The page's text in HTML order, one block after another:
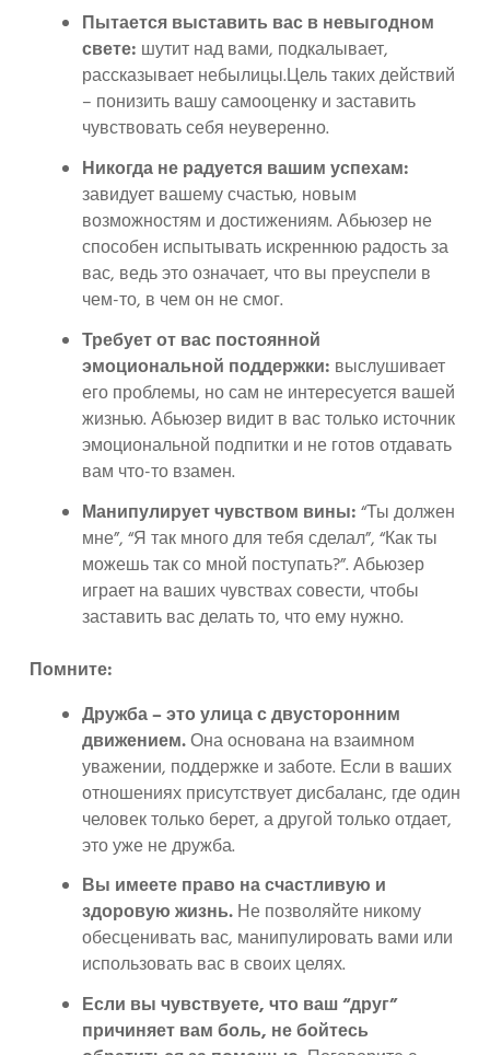
Пытается выставить вас в невыгодном
свете: шутит над вами, подкалывает,
рассказывает небылицы.Цель таких действий
– понизить вашу самооценку и заставить
чувствовать себя неуверенно.
Никогда не радуется вашим успехам:
завидует вашему счастью, новым
возможностям и достижениям. Абьюзер не
способен испытывать искреннюю радость за
вас, ведь это означает, что вы преуспели в
чем-то, в чем он не смог.
Требует от вас постоянной
эмоциональной поддержки: выслушивает
его проблемы, но сам не интересуется вашей
жизнью. Абьюзер видит в вас только источник
эмоциональной подпитки и не готов отдавать
вам что-то взамен.
Манипулирует чувством вины:“Ты должен
мне”, “Я так много для тебя сделал”, “Как ты
можешь так со мной поступать?”. Абьюзер
играет на ваших чувствах совести, чтобы
заставить вас делать то, что ему нужно.
Помните:
Дружба – это улица с двусторонним
движением.Она основана на взаимном
уважении, поддержке и заботе. Если в ваших
отношениях присутствует дисбаланс, где один
человек только берет, а другой только отдает,
это уже не дружба.
Вы имеете право на счастливую и
здоровую жизнь.Не позволяйте никому
обесценивать вас, манипулировать вами или
использовать вас в своих целях.
Если вы чувствуете, что ваш “друг”
причиняет вам боль, не бойтесь